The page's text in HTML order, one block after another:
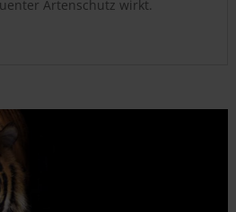
Artenschutz wirkt.